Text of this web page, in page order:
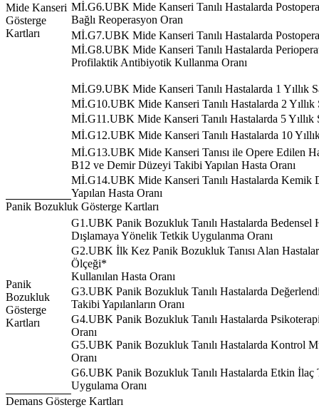
Mide Kanseri
Gösterge
Kartları
Mİ.G6.UBK Mide Kanseri Tanılı Hastalarda
Bağlı Reoperasyon Oran
Mİ.G7.UBK Mide Kanseri Tanılı Hastalarda
Mİ.G8.UBK Mide Kanseri Tanılı Hastalarda
Profilaktik Antibiyotik Kullanma Oranı
Mİ.G9.UBK Mide Kanseri Tanılı Hastalarda 1 Yıllık
Mİ.G10.UBK Mide Kanseri Tanılı Hastalarda 2 Yıllık
Mİ.G11.UBK Mide Kanseri Tanılı Hastalarda 5 Yıllık
Mİ.G12.UBK Mide Kanseri Tanılı Hastalarda 10
Mİ.G13.UBK Mide Kanseri Tanısı ile Opere Edilen
B12 ve Demir Düzeyi Takibi Yapılan Hasta Oranı
Mİ.G14.UBK Mide Kanseri Tanılı Hastalarda Kemik
Yapılan Hasta Oranı
Panik Bozukluk Gösterge Kartları
Panik
Bozukluk
Gösterge
Kartları
G1.UBK Panik Bozukluk Tanılı Hastalarda Bedensel
Dışlamaya Yönelik Tetkik Uygulanma Oranı
G2.UBK İlk Kez Panik Bozukluk Tanısı Alan
Ölçeği*
Kullanılan Hasta Oranı
G3.UBK Panik Bozukluk Tanılı Hastalarda
Takibi Yapılanların Oranı
G4.UBK Panik Bozukluk Tanılı Hastalarda
Oranı
G5.UBK Panik Bozukluk Tanılı Hastalarda Kontrol
Oranı
G6.UBK Panik Bozukluk Tanılı Hastalarda Etkin İlaç
Uygulama Oranı
Demans Gösterge Kartları